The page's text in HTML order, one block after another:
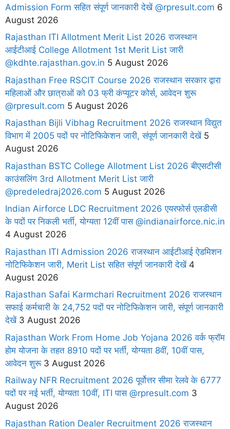
Admission Form सहित संपूर्ण जानकारी देखें @rpresult.com 6
August 2026
Rajasthan ITI Allotment Merit List 2026 राजस्थान
आईटीआई College Allotment 1st Merit List जारी
@kdhte.rajasthan.gov.in 5 August 2026
Rajasthan Free RSCIT Course 2026 राजस्थान सरकार द्वारा
महिलाओं और छात्राओं को 03 फ्री कंप्यूटर कोर्स, आवेदन शुरू
@rpresult.com 5 August 2026
Rajasthan Bijli Vibhag Recruitment 2026 राजस्थान विद्युत
विभाग में 2005 पदों पर नोटिफिकेशन जारी, संपूर्ण जानकारी देखें5
August 2026
Rajasthan BSTC College Allotment List 2026 बीएसटीसी
काउंसलिंग 3rd Allotment Merit List जारी
@predeledraj2026.com 5 August 2026
Indian Airforce LDC Recruitment 2026 एयरफोर्स एलडीसी
के पदों पर निकली भर्ती, योग्यता 12वीं पास @indianairforce.nic.in
4 August 2026
Rajasthan ITI Admission 2026 राजस्थान आईटीआई ऐडमिशन
नोटिफिकेशन जारी, Merit List सहित संपूर्ण जानकारी देखें4
August 2026
Rajasthan Safai Karmchari Recruitment 2026 राजस्थान
सफाई कर्मचारी के 24,752 पदों पर नोटिफिकेशन जारी, संपूर्ण जानकारी
देखें3 August 2026
Rajasthan Work From Home Job Yojana 2026 वर्क फ्रॉम
होम योजना के तहत 8910 पदों पर भर्ती, योग्यता 8वीं, 10वीं पास,
आवेदन शुरू3 August 2026
Railway NFR Recruitment 2026 पूर्वोत्तर सीमा रेलवे के 6777
पदों पर नई भर्ती, योग्यता 10वीं, ITI पास @rpresult.com 3
August 2026
Rajasthan Ration Dealer Recruitment 2026 राजस्थान